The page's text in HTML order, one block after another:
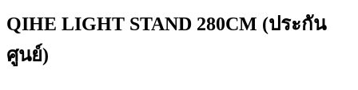
QIHE LIGHT STAND 280CM (ประกัน
ศูนย์)